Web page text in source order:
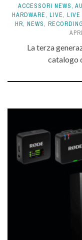
ACCESSORI NEWS,
HARDWARE, LIVE, LIVE
HR, NEWS, RECORDING
La terza
catalogo